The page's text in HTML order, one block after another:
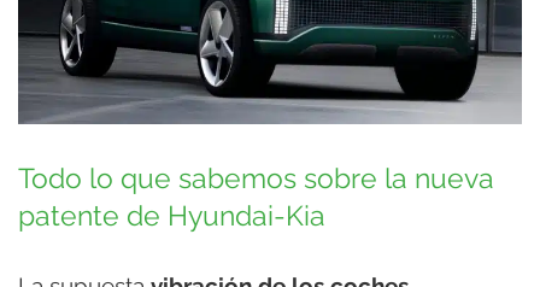
Todo lo que sabemos sobre la nueva
patente de Hyundai-Kia